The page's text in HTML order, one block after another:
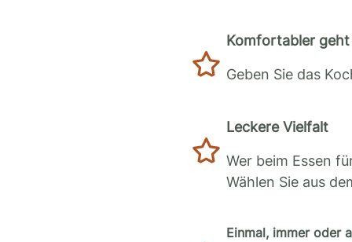
Komfortabler
Geben Sie das
Leckere Vielfalt
Wer beim Essen
Wählen Sie aus
Einmal, immer oder